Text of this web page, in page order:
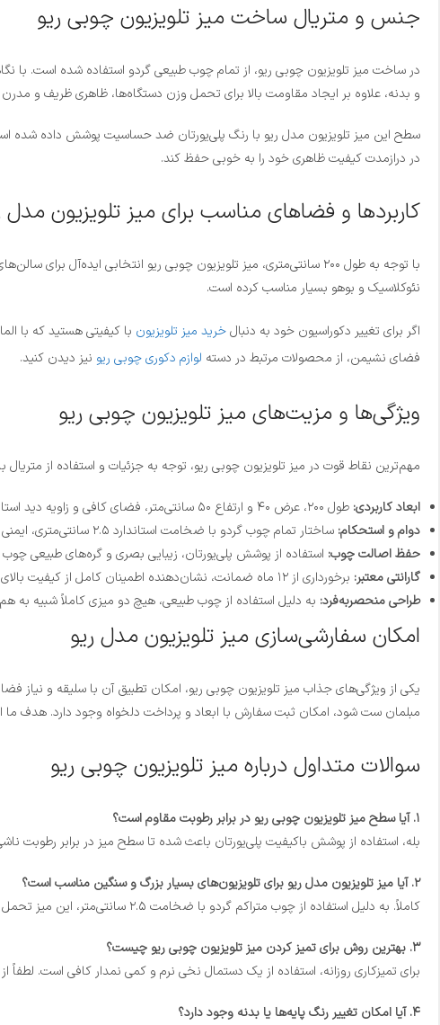
جنس و متریال ساخت میز تلویزیون چوبی ریو
و بدنه، علاوه بر ایجاد مقاومت بالا برای تحمل وزن دستگاه‌ها، ظاهری ظریف و
سطح این میز تلویزیون مدل ریو با رنگ پلی‌یورتان ضد حساسیت پوشش داده
در درازمدت کیفیت ظاهری خود را به خوبی حفظ کند.
کاربردها و فضاهای مناسب برای میز تلویزیون مدل
با توجه به طول ۲۰۰ سانتی‌متری، میز تلویزیون چوبی ریو انتخابی
نئوکلاسیک و بوهو بسیار مناسب کرده است.
اگر برای تغییر دکوراسیون خود به دنبالخرید میز تلویزیون با کیفیتی هستید که با
فضای نشیمن، از محصولات مرتبط در دسته لوازم دکوری چوبی ریو نیز دیدن کنید.
ویژگی‌ها و مزیت‌های میز تلویزیون چوبی ریو
مهم‌ترین نقاط قوت در میز تلویزیون چوبی ریو، توجه به جزئیات و استفاده از
ابعاد کاربردی: طول ۲۰۰، عرض ۴۰ و ارتفاع ۵۰ سانتی‌متر، فضای کافی و زاویه دید استانداردی را برای تماشای تلویزیون فراهم می‌کند.
دوام و استحکام: ساختار تمام چوب گردو با ضخامت استاندارد ۲.۵ سانتی‌متری، ایمنی و تحمل وزن بالا را تضمین می‌نماید.
حفظ اصالت چوب: استفاده از پوشش پلی‌یورتان، زیبایی بصری و گره‌های طبیعی چوب
گارانتی معتبر: برخورداری از ۱۲ ماه ضمانت، نشان‌دهنده اطمینان کامل از کیفیت بالای ساخت این محصول است.
طراحی منحصر‌به‌فرد: به دلیل استفاده از چوب طبیعی، هیچ دو میزی کاملاً شبیه
امکان سفارشی‌سازی میز تلویزیون مدل ریو
یکی از ویژگی‌های جذاب میز تلویزیون چوبی ریو، امکان تطبیق آن با سلیقه و نیاز
مبلمان ست شود، امکان ثبت سفارش با ابعاد و پرداخت دلخواه وجود دارد. هدف
سوالات متداول درباره میز تلویزیون چوبی ریو
۱. آیا سطح میز تلویزیون چوبی ریو در برابر رطوبت مقاوم است؟
بله، استفاده از پوشش باکیفیت پلی‌یورتان باعث شده تا سطح میز در برابر
۲. آیا میز تلویزیون مدل ریو برای تلویزیون‌های بسیار بزرگ و سنگین مناسب است؟
کاملاً. به دلیل استفاده از چوب متراکم گردو با ضخامت ۲.۵ سانتی‌متر، این میز تحمل وزن بالایی دارد و برای انواع تلویزیون‌های سایز بزرگ کاملاً ایمن است.
۳. بهترین روش برای تمیز کردن میز تلویزیون چوبی ریو چیست؟
برای تمیزکاری روزانه، استفاده از یک دستمال نخی نرم و کمی نمدار کافی است.
۴. آیا امکان تغییر رنگ پایه‌ها یا بدنه وجود دارد؟